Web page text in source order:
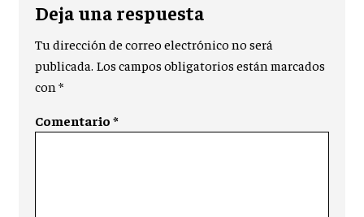
Deja una respuesta
Tu dirección de correo electrónico no será
publicada. Los campos obligatorios están marcados
con*
Comentario*